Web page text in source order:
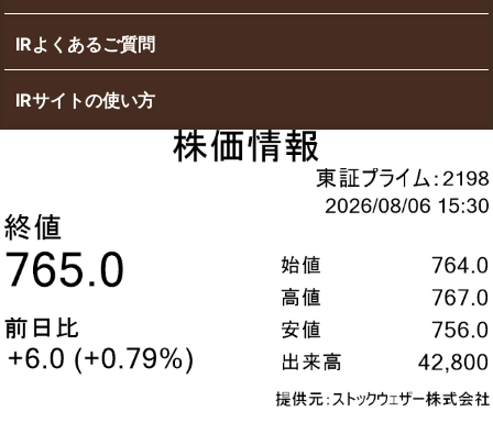
IRよくあるご質問
IRサイトの使い方